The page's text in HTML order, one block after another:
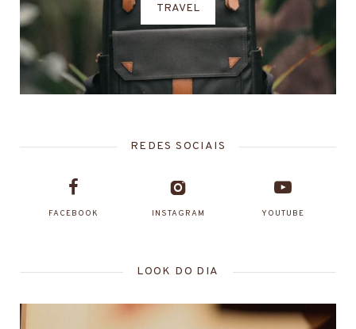
TRAVEL
REDES SOCIAIS
FACEBOOK INSTAGRAM YOUTUBE
LOOK DO DIA